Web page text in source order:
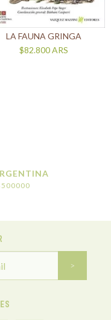
LA FAUNA GRINGA
$82.800ARS